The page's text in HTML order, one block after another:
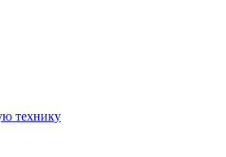
технику